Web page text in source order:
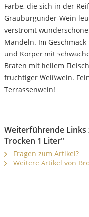
Farbe, die sich in der
Grauburgunder-Wein
verströmt
Mandeln. Im
und Körper mit
Braten mit hellem
fruchtiger Weißwein.
Terrassenwein!
Weiterführende
Trocken 1 Liter"
Fragen zum Artikel?
Weitere Artikel von